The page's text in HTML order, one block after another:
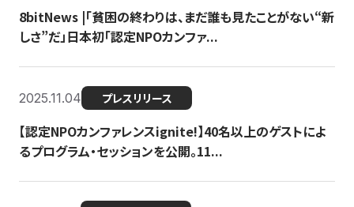
8bitNews |「貧困の終わりは、まだ誰も見たことがない“新
しさ”だ」日本初「認定NPOカンファ...
2025.11.04 プレスリリース
【認定NPOカンファレンスignite!】40名以上のゲストによ
るプログラム・セッションを公開。11...